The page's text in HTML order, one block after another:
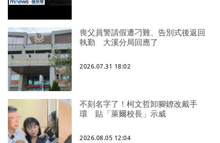
喪父員警請假遭刁難、告別式後返回
執勤 大溪分局回應了
2026.07.31 18:02
不刻名字了！柯文哲卸腳鐐改戴手
環 貼「萊爾校長」示威
2026.08.05 12:04